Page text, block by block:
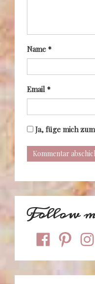
Name *
Email *
Ja, füge mich
Follow
facebookpinterest